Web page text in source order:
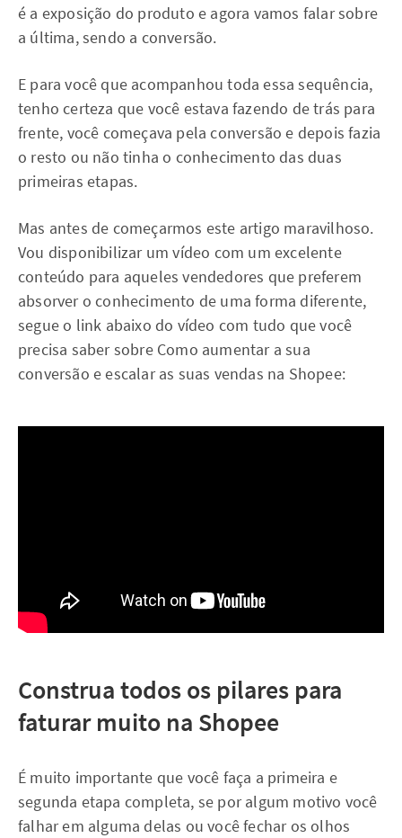
é a exposição do produto e agora vamos falar sobre
a última, sendo a conversão.
E para você que acompanhou toda essa sequência,
tenho certeza que você estava fazendo de trás para
frente, você começava pela conversão e depois fazia
o resto ou não tinha o conhecimento das duas
primeiras etapas.
Mas antes de começarmos este artigo maravilhoso.
Vou disponibilizar um vídeo com um excelente
conteúdo para aqueles vendedores que preferem
absorver o conhecimento de uma forma diferente,
segue o link abaixo do vídeo com tudo que você
precisa saber sobre Como aumentar a sua
conversão e escalar as suas vendas na Shopee:
Construa todos os pilares para
faturar muito na Shopee
É muito importante que você faça a primeira e
segunda etapa completa, se por algum motivo você
falhar em alguma delas ou você fechar os olhos